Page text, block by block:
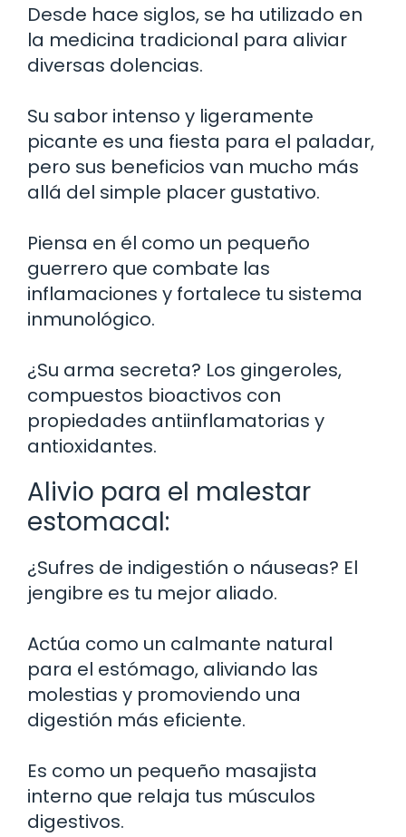
Desde hace siglos, se ha utilizado en
la medicina tradicional para aliviar
diversas dolencias.
Su sabor intenso y ligeramente
picante es una fiesta para el paladar,
pero sus beneficios van mucho más
allá del simple placer gustativo.
Piensa en él como un pequeño
guerrero que combate las
inflamaciones y fortalece tu sistema
inmunológico.
¿Su arma secreta? Los gingeroles,
compuestos bioactivos con
propiedades antiinflamatorias y
antioxidantes.
Alivio para el malestar
estomacal:
¿Sufres de indigestión o náuseas? El
jengibre es tu mejor aliado.
Actúa como un calmante natural
para el estómago, aliviando las
molestias y promoviendo una
digestión más eficiente.
Es como un pequeño masajista
interno que relaja tus músculos
digestivos.